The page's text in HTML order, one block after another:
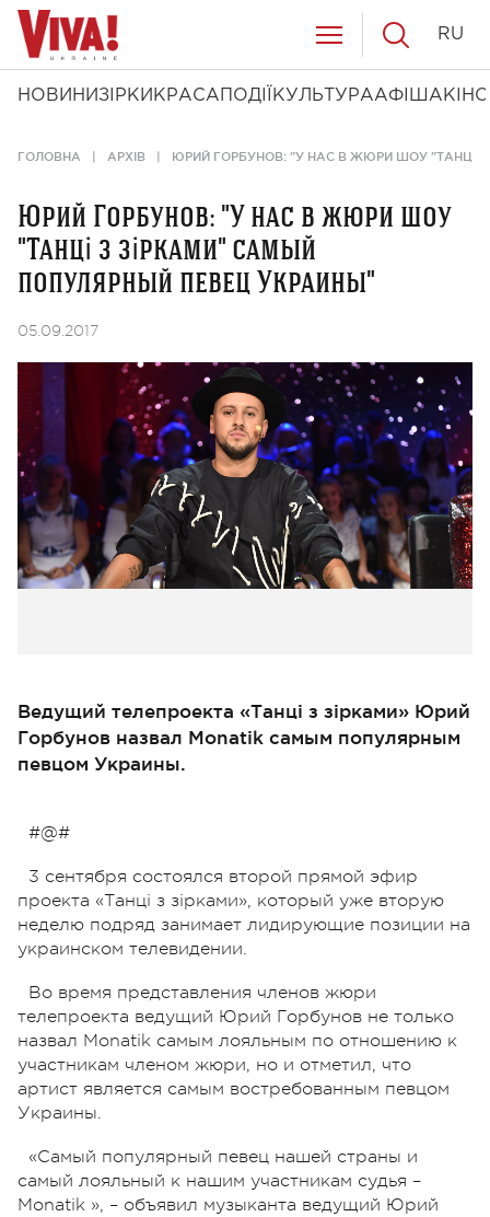
НОВИНИ ЗІРКИ КРАСА ПОДІЇ КУЛЬТУРААФІША КІНО
RU
ГОЛОВНА АРХІВ ЮРИЙ ГОРБУНОВ: "У НАС В ЖЮРИ ШОУ "ТАНЦІ
Юрий Горбунов: "У нас в жюри шоу
"Танці з зірками" самый
популярный певец Украины"
05.09.2017
Ведущий телепроекта «Танці з зірками» Юрий
Горбунов назвал Monatik самым популярным
певцом Украины.
#@#
3 сентября состоялся второй прямой эфир
проекта «Танці з зірками», который уже вторую
неделю подряд занимает лидирующие позиции на
украинском телевидении.
Во время представления членов жюри
телепроекта ведущий Юрий Горбунов не только
назвал Monatik самым лояльным по отношению к
участникам членом жюри, но и отметил, что
артист является самым востребованным певцом
Украины.
«Самый популярный певец нашей страны и
самый лояльный к нашим участникам судья –
Monatik », – объявил музыканта ведущий Юрий